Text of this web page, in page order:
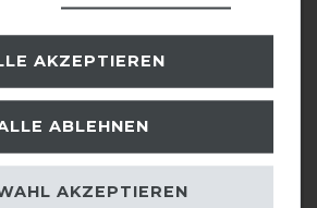
-20%
AKZEPTIEREN
ABLEHNEN
AKZEPTIEREN